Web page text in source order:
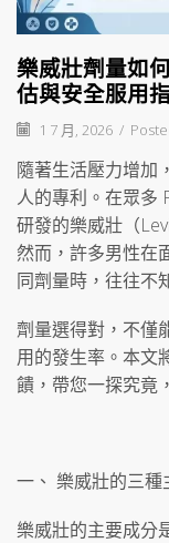
樂威壯劑量如
估與安全服用
1 7 月, 2026 /
隨著生活壓力增加
人的專利。在眾多
研發的樂威壯（
然而，許多男性在
同劑量時，往往不
劑量選得對，不僅
用的發生率。本文
饋，帶您一探究竟
一、 樂威壯的三
樂威壯的主要成分